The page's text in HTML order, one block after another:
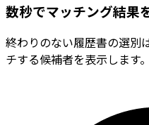
数秒でマッチング結果
終わりのない履歴書の選別
チする候補者を表示します。